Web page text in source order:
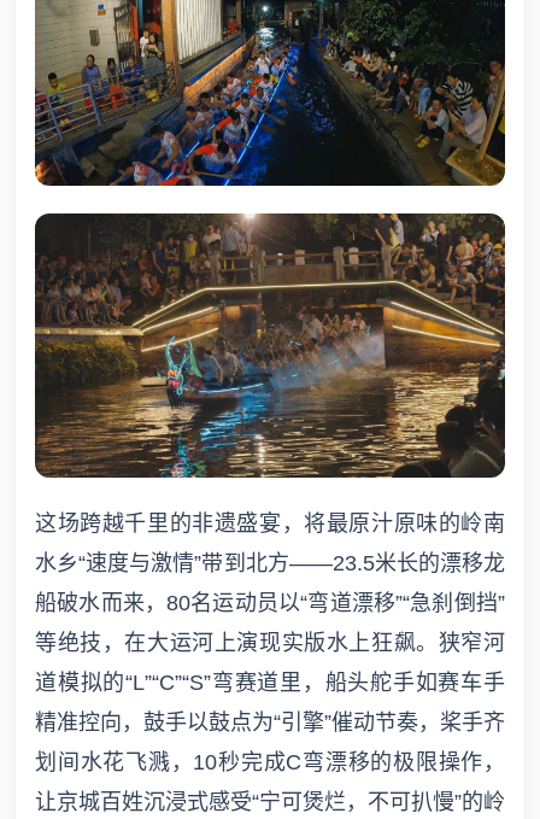
这场跨越千里的非遗盛宴，将最原汁原味的岭南
水乡“速度与激情”带到北方——23.5米长的漂移龙
船破水而来，80名运动员以“弯道漂移”“急刹倒挡”
等绝技，在大运河上演现实版水上狂飙。狭窄河
道模拟的“L”“C”“S”弯赛道里，船头舵手如赛车手
精准控向，鼓手以鼓点为“引擎”催动节奏，桨手齐
划间水花飞溅，10秒完成C弯漂移的极限操作，
让京城百姓沉浸式感受“宁可煲烂，不可扒慢”的岭